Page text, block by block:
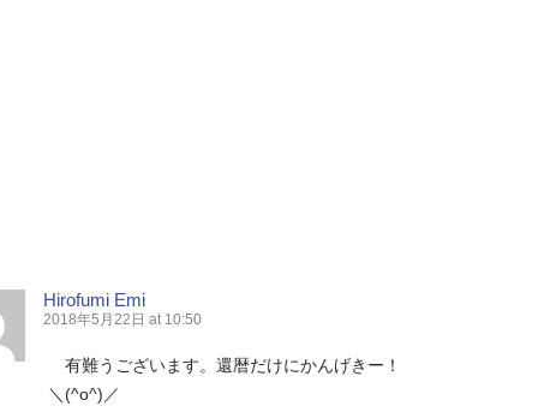
Hirofumi Emi
2018年5月22日 at 10:50
有難うございます。還暦だけにかんげきー！
＼(^o^)／